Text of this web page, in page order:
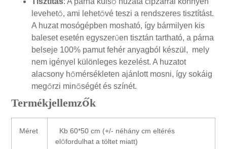
levehető, ami lehetővé teszi a rendszeres tisztítást.
A huzat mosógépben mosható, így bármilyen kis
baleset esetén egyszerűen tisztán tartható, a párna
belseje 100% pamut fehér anyagból készül, mely
nem igényel különleges kezelést. A huzatot
alacsony hőmérsékleten ajánlott mosni, így sokáig
megőrzi minőségét és színét.
Termékjellemzők
Méret
Kb 60*50 cm (+/- néhány cm eltérés
előfordulhat a töltet miatt)